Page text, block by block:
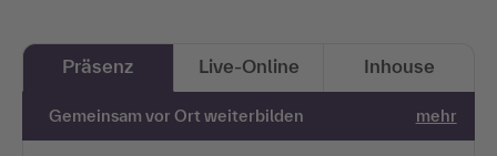
Präsenz Live-Online Inhouse
Gemeinsam vor Ort weiterbilden mehr